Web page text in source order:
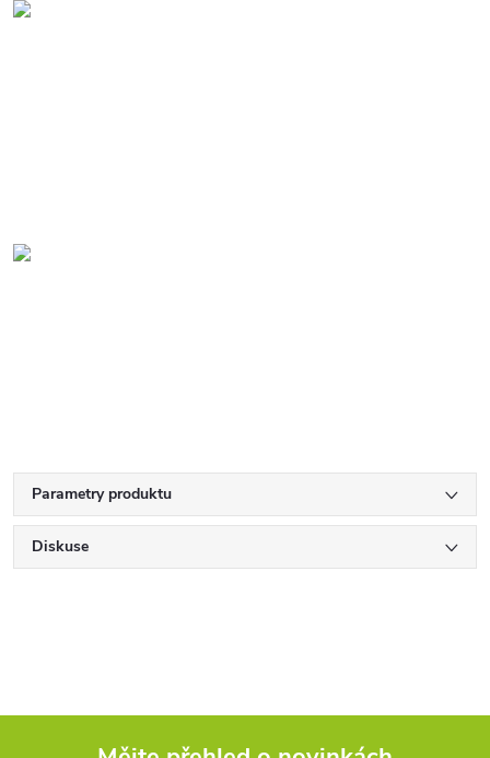
Parametry produktu
Diskuse